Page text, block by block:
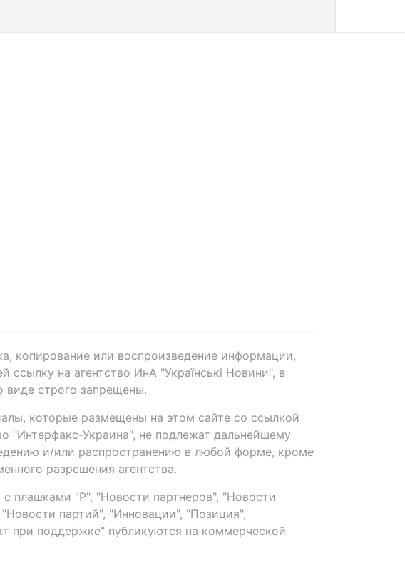
копирование или воспроизведение информации,
ссылку на агентство ИнА "Українські Новини", в
виде строго запрещены.
которые размещены на этом сайте со ссылкой
"Интерфакс-Украина", не подлежат дальнейшему
и/или распространению в любой форме, кроме
разрешения агентства.
плашками "Р", "Новости партнеров", "Новости
партий", "Инновации", "Позиция",
при поддержке" публикуются на коммерческой